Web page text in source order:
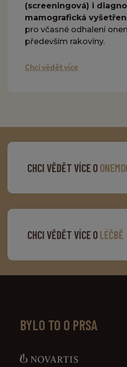
(screeningová) i
mamografická
pro včasné odhalení
především rakoviny.
Chci vědět více
CHCI VĚDĚT VÍCE O
CHCI VĚDĚT VÍCE OLÉČBĚ
BYLO TO O PRSA